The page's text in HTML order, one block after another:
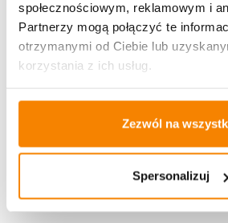
społecznościowym, reklamowym i
Partnerzy mogą połączyć te
otrzymanymi od Ciebie lub
korzystania z ich usług.
Zezwól na
Spersonalizuj
Potrzebujesz większą ilość?